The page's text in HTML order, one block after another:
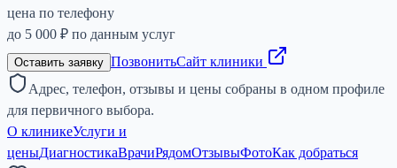
цена по телефону
до 5 000 ₽ по данным услуг
Оставить заявку ПозвонитьСайт клиники
Адрес, телефон, отзывы и цены собраны в одном профиле
для первичного выбора.
О клиникеУслуги и
ценыДиагностикаВрачиРядомОтзывыФотоКак добраться